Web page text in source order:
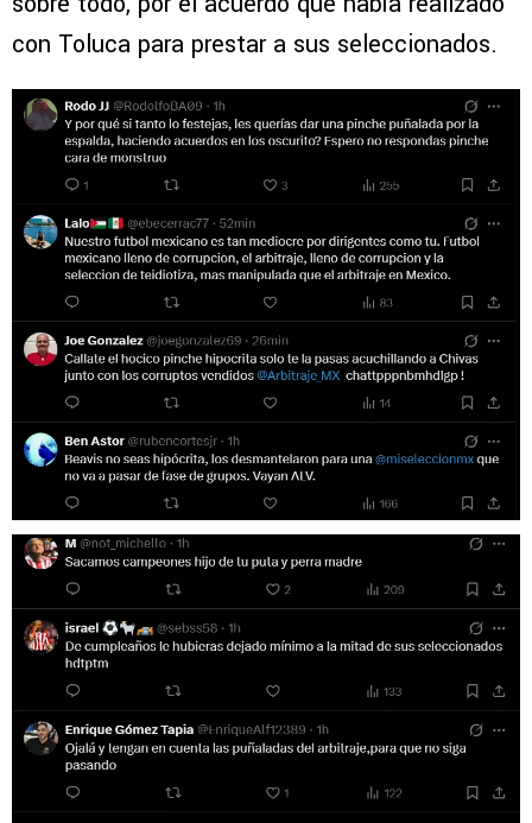
con Toluca para prestar a sus seleccionados.